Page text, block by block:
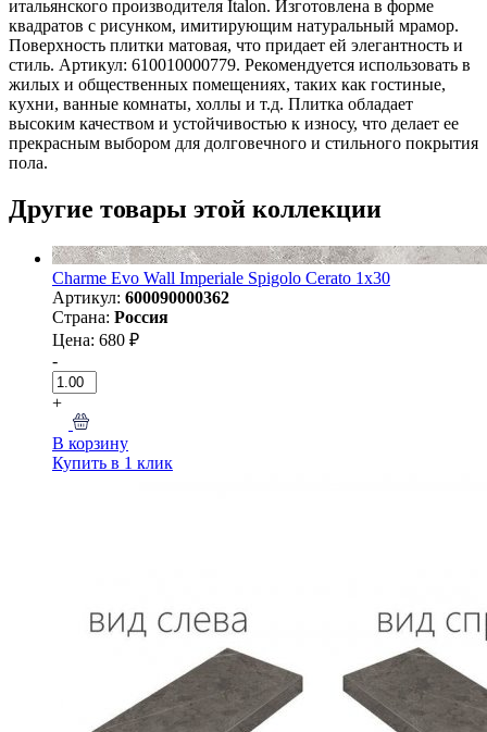
итальянского производителя Italon. Изготовлена в форме
квадратов с рисунком, имитирующим натуральный мрамор.
Поверхность плитки матовая, что придает ей элегантность и
стиль. Артикул: 610010000779. Рекомендуется использовать в
жилых и общественных помещениях, таких как гостиные,
кухни, ванные комнаты, холлы и т.д. Плитка обладает
высоким качеством и устойчивостью к износу, что делает ее
прекрасным выбором для долговечного и стильного покрытия
пола.
Другие товары этой коллекции
Charme Evo Wall Imperiale Spigolo Cerato 1х30
Артикул: 600090000362
Страна: Россия
Цена: 680 ₽
-
+
В корзину
Купить в 1 клик